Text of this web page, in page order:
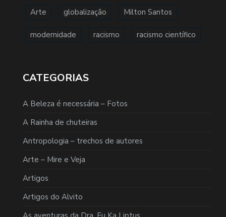
Arte globalização Milton Santos
modernidade racismo racismo científico
CATEGORIAS
A Beleza é necessária – Fotos
A Rainha de chuteiras
Antropologia – trechos de autores
Arte – Mire e Veja
Artigos
Artigos do Alvito